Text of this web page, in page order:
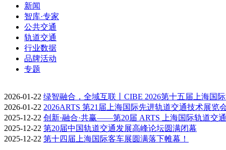
新闻
智库·专家
公共交通
轨道交通
行业数据
品牌活动
专题
2026-01-22 绿智融合，全域互联丨CIBE 2026第十五届上海国
2026-01-22 2026ARTS 第21届上海国际先进轨道交通技术展览
2025-12-22 创新·融合·共赢——第20届 ARTS 上海国际轨道交
2025-12-22 第20届中国轨道交通发展高峰论坛圆满闭幕
2025-12-22 第十四届上海国际客车展圆满落下帷幕！